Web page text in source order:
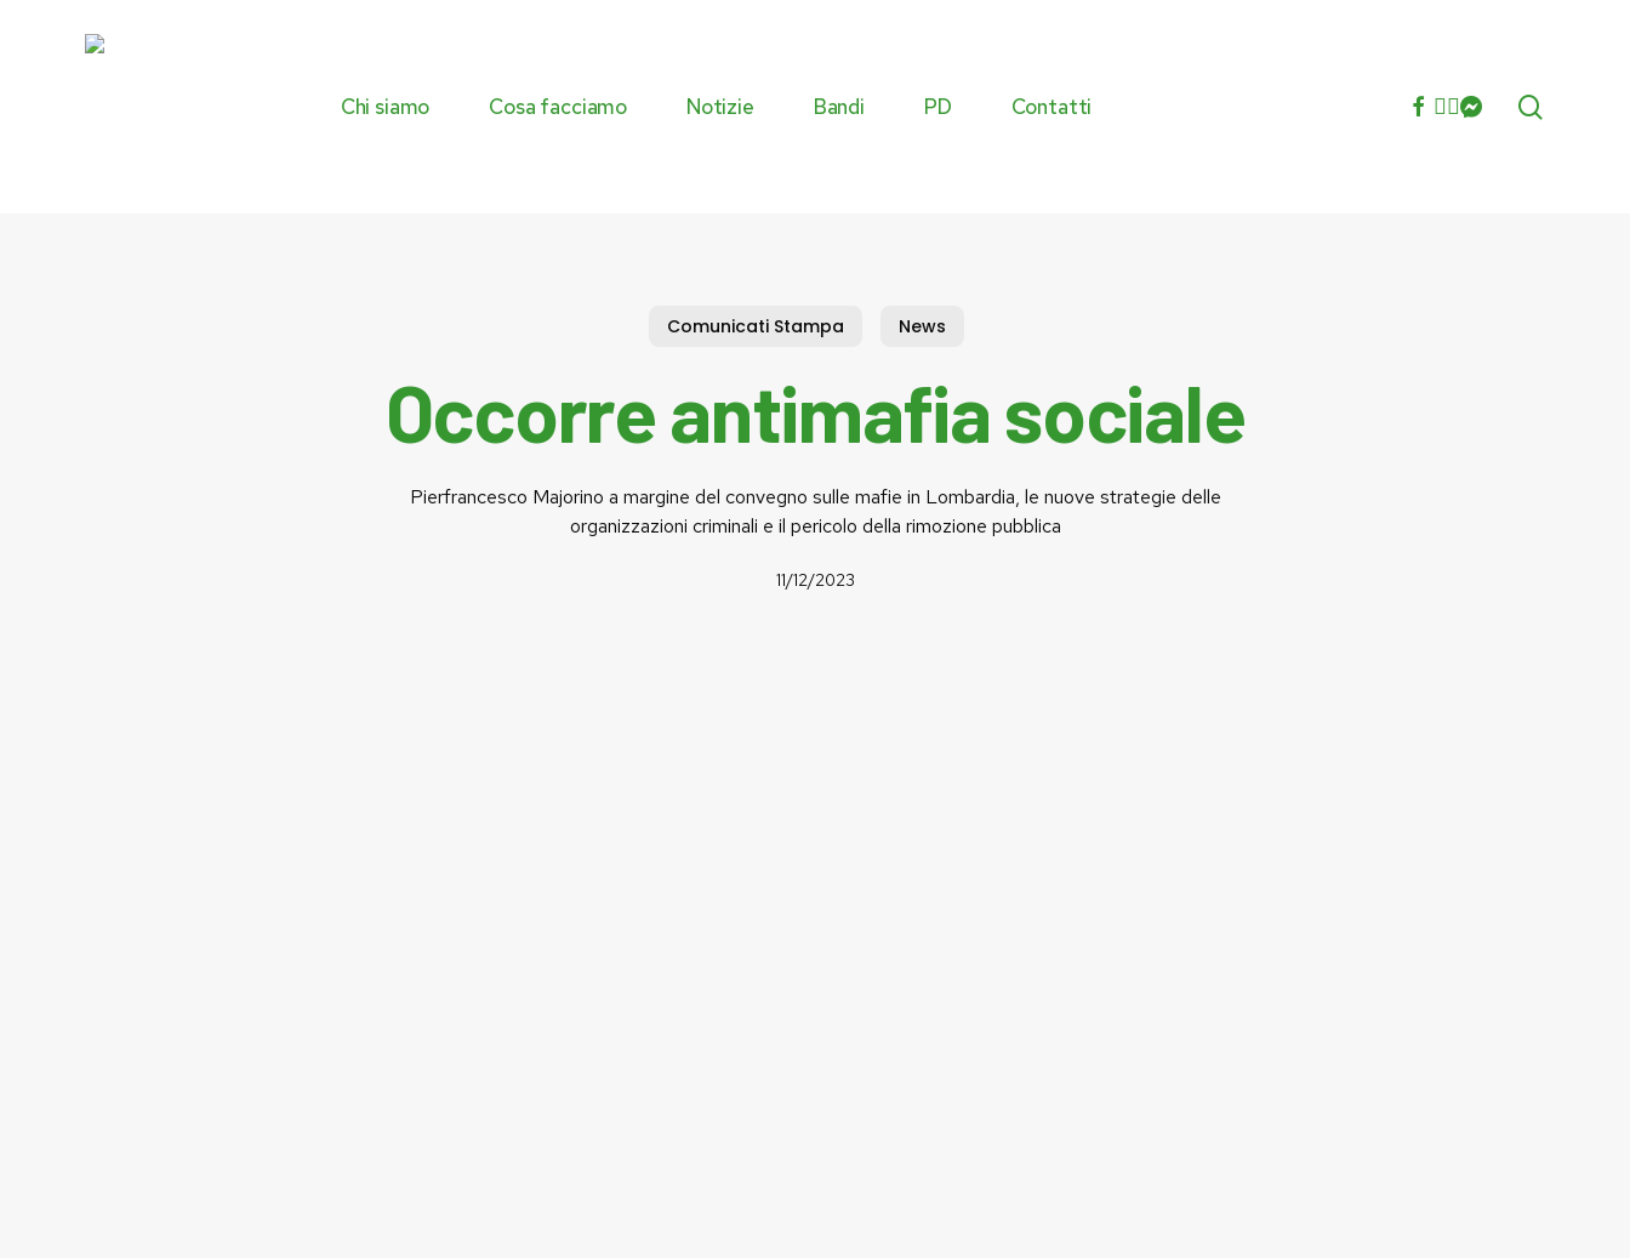
Chi siamo Cosa facciamo
Agenda istituzionale
Eventi
Notizie Bandi PD Contatti facebook
youtube
instagram
messenger
Comunicati Stampa News
Occorre antimafia sociale
Pierfrancesco Majorino a margine del convegno sulle mafie in Lombardia, le nuove strategie delle
organizzazioni criminali e il pericolo della rimozione pubblica
11/12/2023